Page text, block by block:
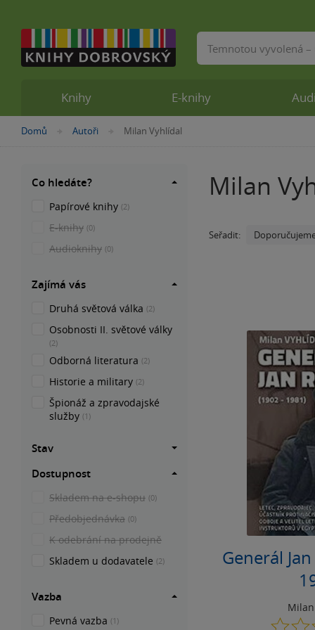
Nacházíte
Domů »Autoři »
Milan Vyhlídal
Milan
Seřadit:
Generál
Co hledáte?
Papírové knihy (2)
E-knihy (0)
Audioknihy (0)
Zajímá vás
Druhá světová válka (2)
Osobnosti II. světové války
(2)
Odborná literatura (2)
Historie a military (2)
Špionáž a zpravodajské
služby (1)
Stav
Dostupnost
Skladem na e-shopu (0)
Předobjednávka (0)
K odebrání na prodejně
Skladem u dodavatele (2)
Vazba
Pevná vazba (1)
Knihy E-knihy
Vyhledávání